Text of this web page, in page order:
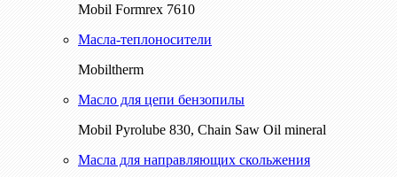
Mobil Formrex 7610
Масла-теплоносители
Mobiltherm
Масло для цепи бензопилы
Mobil Pyrolube 830, Chain Saw Oil mineral
Масла для направляющих скольжения